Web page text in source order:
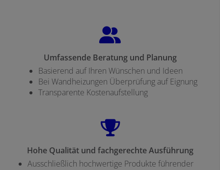
Umfassende Beratung und Planung
Basierend auf Ihren Wünschen und Ideen
Bei Wandheizungen Überprüfung auf Eignung
Transparente Kostenaufstellung
Hohe Qualität und fachgerechte Ausführung
Ausschließlich hochwertige Produkte führender